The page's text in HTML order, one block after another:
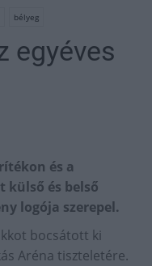
bélyeg
egyéves
és a
külső és belső
logója szerepel.
bocsátott ki
Aréna tiszteletére.